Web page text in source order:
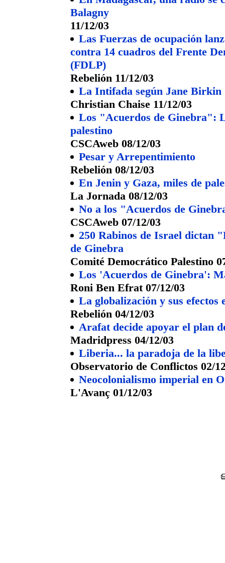
Balagny
11/12/03
Las Fuerzas de ocupación
contra 14 cuadros del Frente
(FDLP)
Rebelión 11/12/03
La Intifada según Jane Birkin
Christian Chaise 11/12/03
Los "Acuerdos de Ginebra":
palestino
CSCAweb 08/12/03
Pesar y Arrepentimiento
Rebelión 08/12/03
En Jenin y Gaza, miles de
La Jornada 08/12/03
No a los "Acuerdos de
CSCAweb 07/12/03
250 Rabinos de Israel dictan
de Ginebra
Comité Democrático Palestino
Los 'Acuerdos de Ginebra':
Roni Ben Efrat 07/12/03
La globalización y sus efectos
Rebelión 04/12/03
Arafat decide apoyar el plan
Madridpress 04/12/03
Liberia... la paradoja de la
Observatorio de Conflictos 02/
Neocolonialismo imperial en
L'Avanç 01/12/03